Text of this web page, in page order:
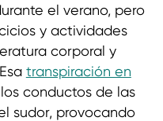
el verano, pero
y actividades
corporal y
transpiración en
conductos de las
sudor, provocando